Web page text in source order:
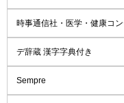
時事通信社・医学・健康コ
デ辞蔵 漢字字典付き
Sempre